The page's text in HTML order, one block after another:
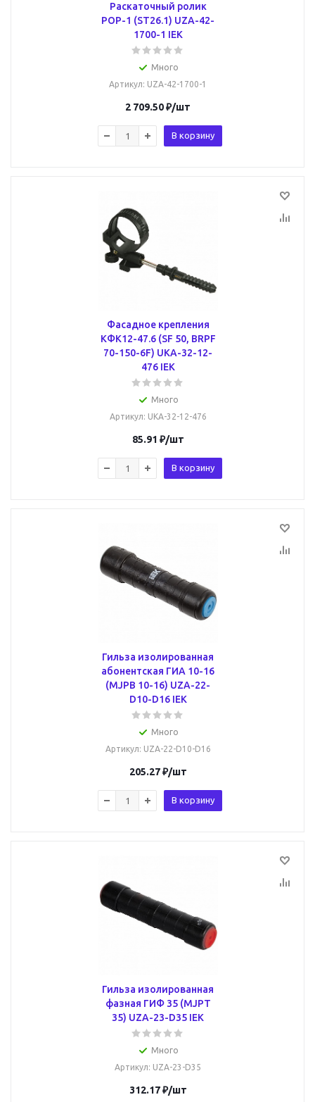
Раскаточный ролик
РОР-1 (ST26.1) UZA-42-
1700-1 IEK
Много
Артикул: UZA-42-1700-1
2 709.50₽/шт
В корзину
Фасадное крепления
КФК12-47.6 (SF 50, BRPF
70-150-6F) UKA-32-12-
476 IEK
Много
Артикул: UKA-32-12-476
85.91 ₽/шт
В корзину
Гильза изолированная
абонентская ГИА 10-16
(MJPB 10-16) UZA-22-
D10-D16 IEK
Много
Артикул: UZA-22-D10-D16
205.27₽/шт
В корзину
Гильза изолированная
фазная ГИФ 35 (MJPT
35) UZA-23-D35 IEK
Много
Артикул: UZA-23-D35
312.17₽/шт